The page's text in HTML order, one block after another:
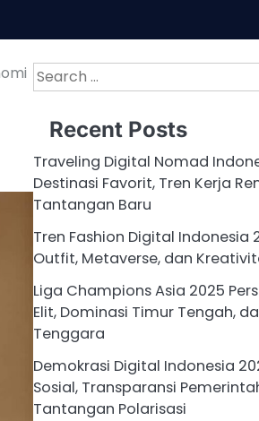
Search
for:
Recent Posts
Traveling Digital Nomad
Destinasi Favorit, Tren Kerja
Tantangan Baru
Tren Fashion Digital Indonesia
Outfit, Metaverse, dan
Liga Champions Asia 2025
Elit, Dominasi Timur Tengah,
Tenggara
Demokrasi Digital Indonesia
Sosial, Transparansi
Tantangan Polarisasi